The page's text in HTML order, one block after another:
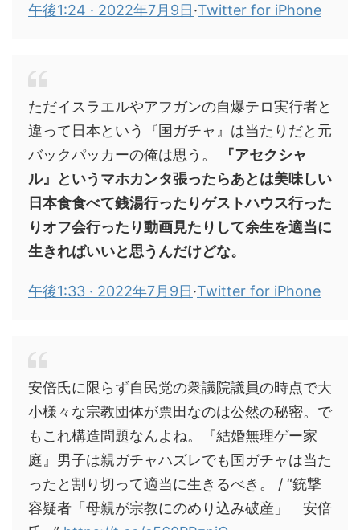
午後1:24 · 2022年7月9日·Twitter for iPhone
ただイスラエルやアフガンの自爆テロ実行者と
違って日本という『国ガチャ』は当たりだと元
バックパッカーの俺は思う。
『アセクシャ
ル』というマホカンタ張ったらあとは美味しい
日本食食べて銭湯行ったりゲストハウス行った
りオフ会行ったり動画見たりして余生を適当に
生きればいいと思うんだけどな。
午後1:33 · 2022年7月9日·Twitter for iPhone
安倍氏に限らず自民党の衆議院議員の時点で大
小様々な宗教団体が票田なのは公然の秘密。で
もこれ構造問題なんよね。『結婚無理ゲー家
庭』男子は親ガチャハズレでも国ガチャは当た
ったと割り切って適当に生きるべき。 / “銃撃
容疑者「母親が宗教にのめり込み破産」 安倍